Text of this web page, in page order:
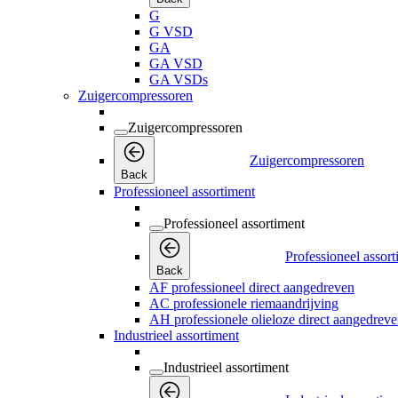
G
G VSD
GA
GA VSD
GA VSDs
Zuigercompressoren
Zuigercompressoren
Back
Zuigercompressoren
Professioneel assortiment
Professioneel assortiment
Back
Professioneel
AF professioneel direct aangedreven
AC professionele riemaandrijving
AH professionele olieloze direct
Industrieel assortiment
Industrieel assortiment